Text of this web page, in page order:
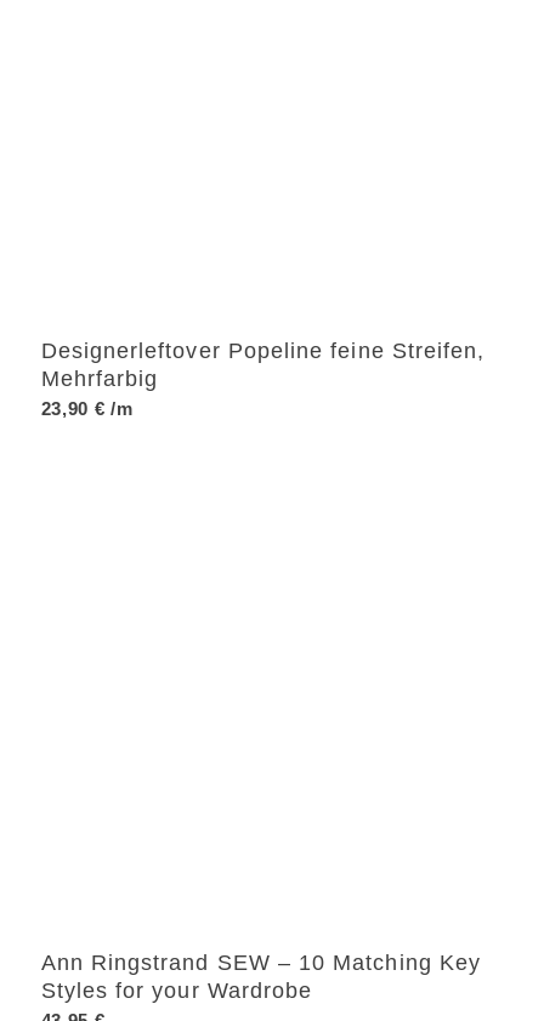
Designerleftover Popeline feine Streifen,
Mehrfarbig
23,90 € /m
Ann Ringstrand SEW – 10 Matching Key
Styles for your Wardrobe